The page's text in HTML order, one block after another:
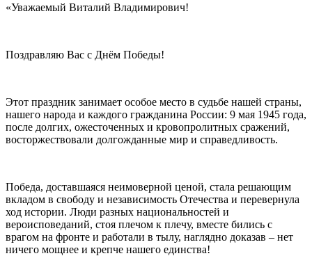
«Уважаемый Виталий Владимирович!
Поздравляю Вас с Днём Победы!
Этот праздник занимает особое место в судьбе нашей страны,
нашего народа и каждого гражданина России: 9 мая 1945 года,
после долгих, ожесточенных и кровопролитных сражений,
восторжествовали долгожданные мир и справедливость.
Победа, доставшаяся неимоверной ценой, стала решающим
вкладом в свободу и независимость Отечества и перевернула
ход истории. Люди разных национальностей и
вероисповеданий, стоя плечом к плечу, вместе бились с
врагом на фронте и работали в тылу, наглядно доказав – нет
ничего мощнее и крепче нашего единства!